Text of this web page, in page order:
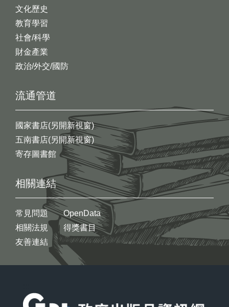
文化歷史
教育學習
社會/科學
財金產業
政治/外交/國防
流通管道
國家書店(另開新視窗)
五南書店(另開新視窗)
寄存圖書館
相關連結
常見問題
相關法規
友善連結
OpenData
得獎書目